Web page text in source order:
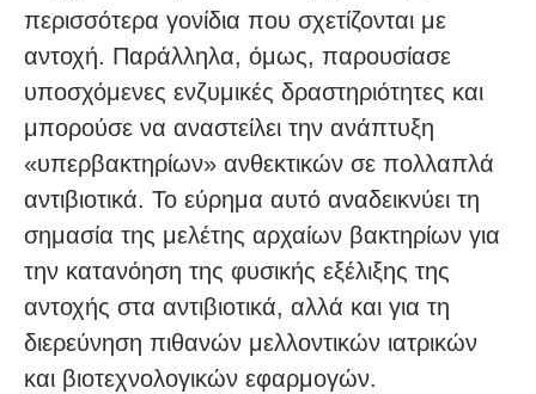
περισσότερα γονίδια που σχετίζονται με
αντοχή. Παράλληλα, όμως, παρουσίασε
υποσχόμενες ενζυμικές δραστηριότητες και
μπορούσε να αναστείλει την ανάπτυξη
«υπερβακτηρίων» ανθεκτικών σε πολλαπλά
αντιβιοτικά. Το εύρημα αυτό αναδεικνύει τη
σημασία της μελέτης αρχαίων βακτηρίων για
την κατανόηση της φυσικής εξέλιξης της
αντοχής στα αντιβιοτικά, αλλά και για τη
διερεύνηση πιθανών μελλοντικών ιατρικών
και βιοτεχνολογικών εφαρμογών.